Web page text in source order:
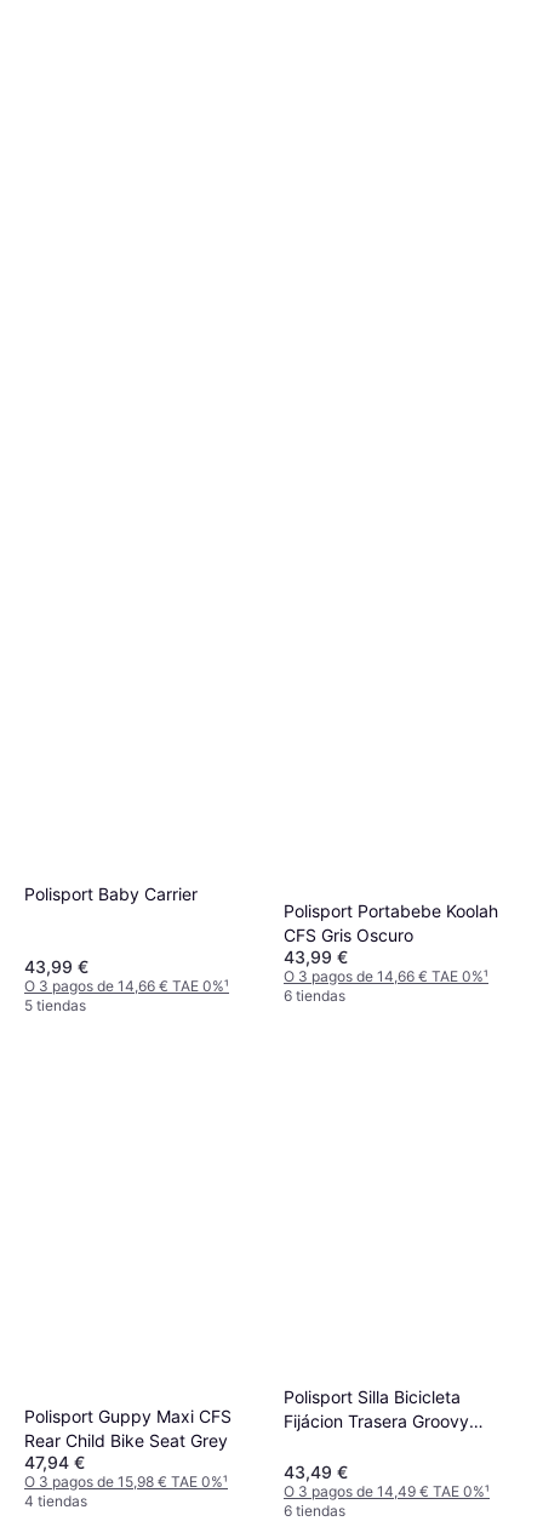
Polisport Baby Carrier
43,99 €
O 3 pagos de 14,66 € TAE 0%¹
5 tiendas
Polisport Portabebe Koolah
CFS Gris Oscuro
43,99 €
O 3 pagos de 14,66 € TAE 0%¹
6 tiendas
Polisport Guppy Maxi CFS
Rear Child Bike Seat Grey
47,94 €
O 3 pagos de 15,98 € TAE 0%¹
4 tiendas
Polisport Silla Bicicleta
Fijácion Trasera Groovy
43,49 €
O 3 pagos de 14,49 € TAE 0%¹
6 tiendas